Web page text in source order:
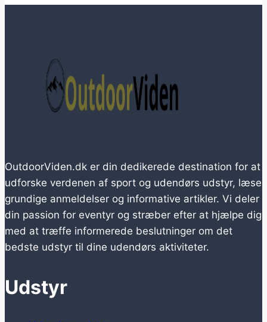
OutdoorViden.dk er din dedikerede destination for at
udforske verdenen af sport og udendørs udstyr, læse
grundige anmeldelser og informative artikler. Vi deler
din passion for eventyr og stræber efter at hjælpe dig
med at træffe informerede beslutninger om det
bedste udstyr til dine udendørs aktiviteter.
Udstyr